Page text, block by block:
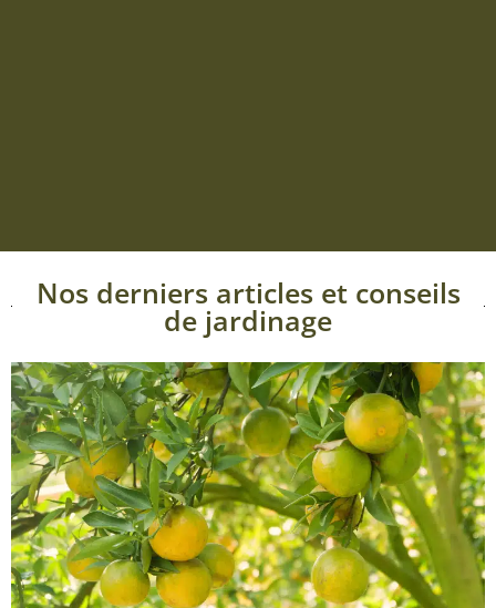
Nos derniers articles et conseils
de jardinage